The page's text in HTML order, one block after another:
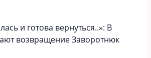
и готова вернуться..»: В
возвращение Заворотнюк